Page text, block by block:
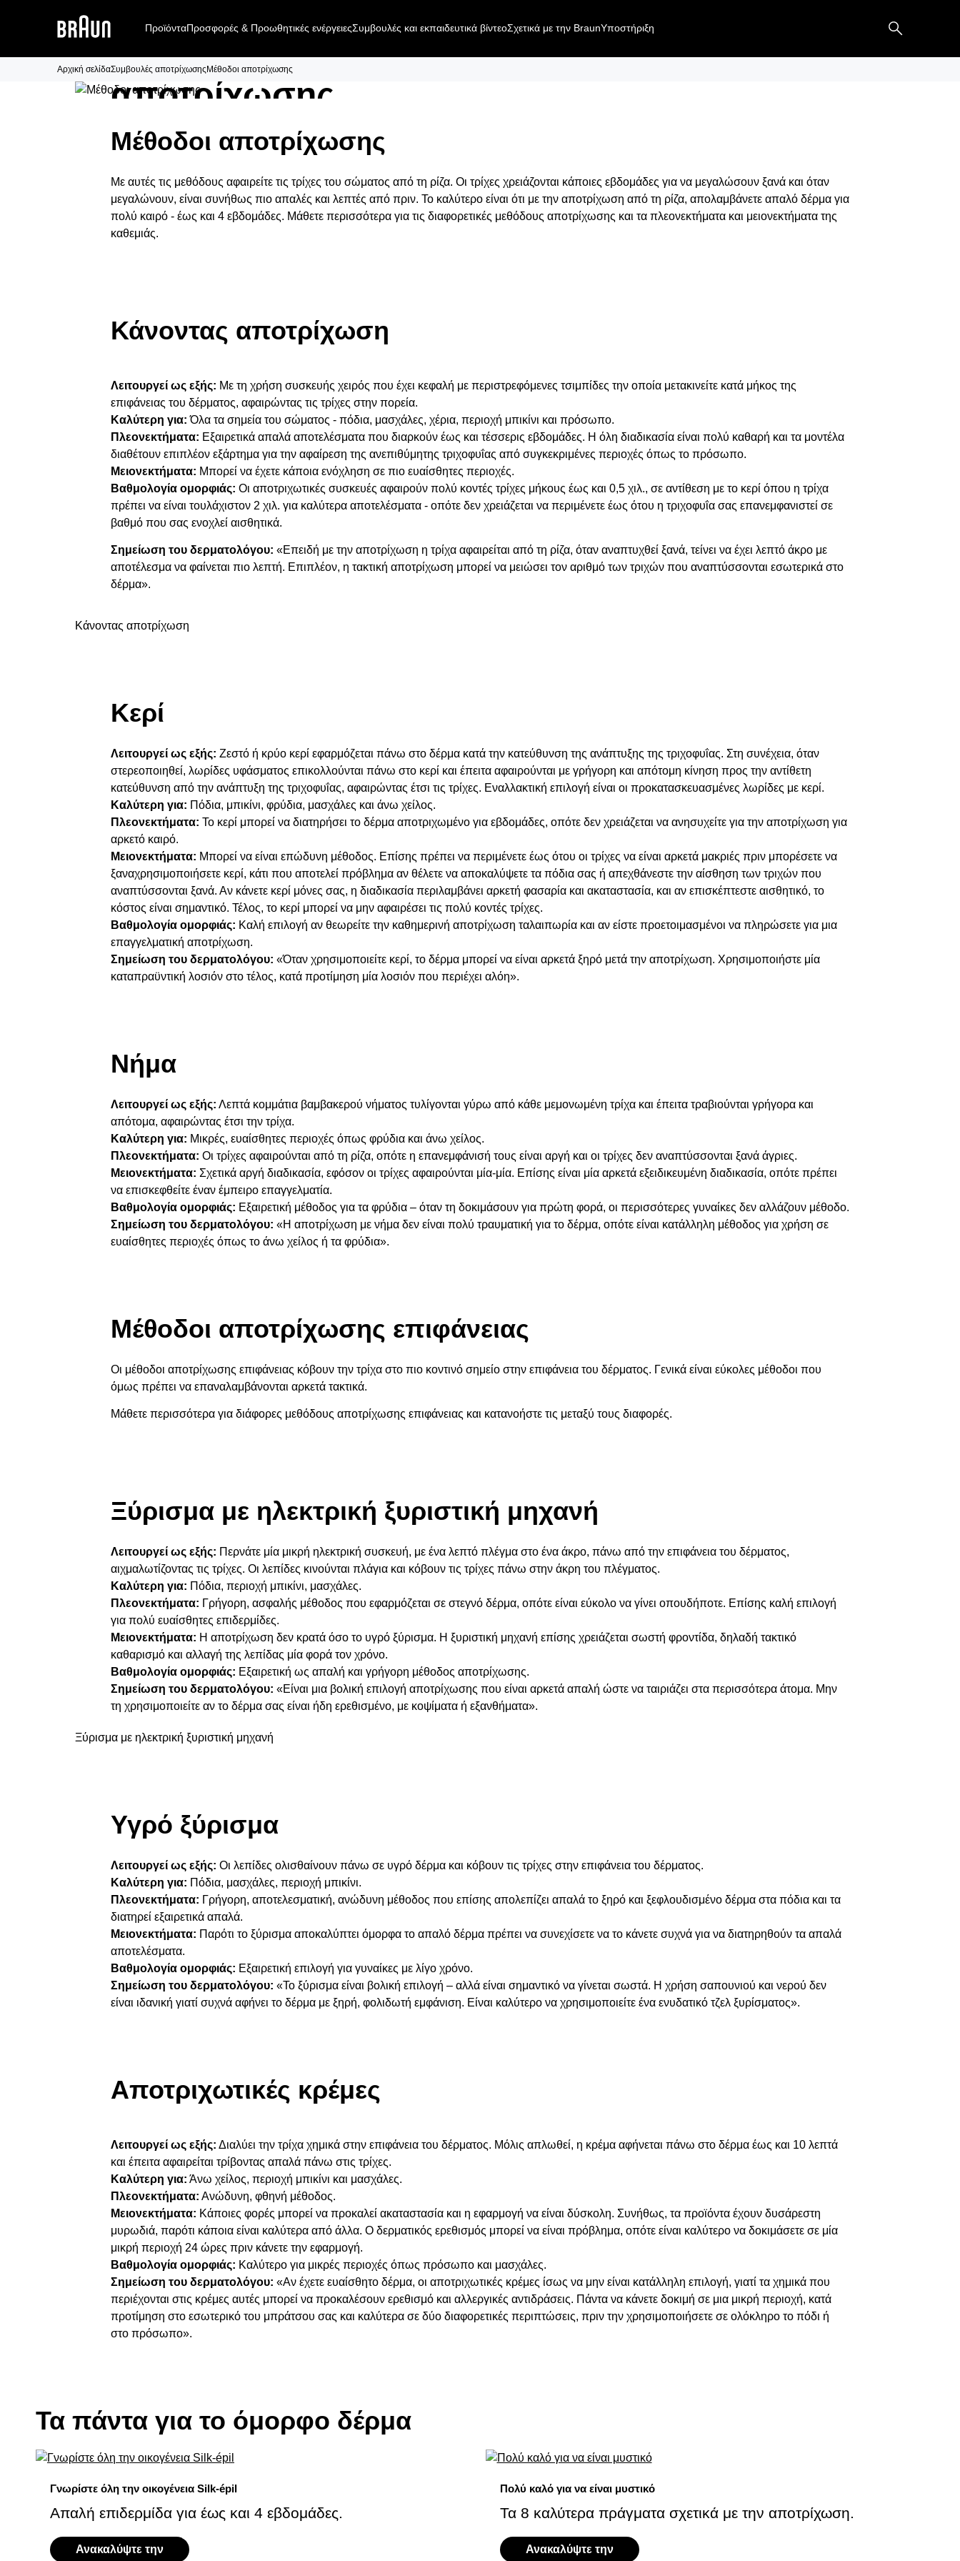
ΠροϊόνταΠροσφορές & Προωθητικές ενέργειεςΣυμβουλές και εκπαιδευτικά βίντεοΣχετικά με την BraunΥποστήριξη
Αρχική σελίδαΣυμβουλές αποτρίχωσης Μέθοδοι αποτρίχωσης
Μέθοδοι
αποτρίχωσης
Μέθοδοι αποτρίχωσης
Με αυτές τις μεθόδους αφαιρείτε τις τρίχες του σώματος από τη ρίζα. Οι τρίχες χρειάζονται κάποιες εβδομάδες για να μεγαλώσουν ξανά και όταν
μεγαλώνουν, είναι συνήθως πιο απαλές και λεπτές από πριν. Το καλύτερο είναι ότι με την αποτρίχωση από τη ρίζα, απολαμβάνετε απαλό δέρμα για
πολύ καιρό - έως και 4 εβδομάδες. Μάθετε περισσότερα για τις διαφορετικές μεθόδους αποτρίχωσης και τα πλεονεκτήματα και μειονεκτήματα της
καθεμιάς.
Κάνοντας αποτρίχωση
Λειτουργεί ως εξής: Με τη χρήση συσκευής χειρός που έχει κεφαλή με περιστρεφόμενες τσιμπίδες την οποία μετακινείτε κατά μήκος της
επιφάνειας του δέρματος, αφαιρώντας τις τρίχες στην πορεία.
Καλύτερη για: Όλα τα σημεία του σώματος - πόδια, μασχάλες, χέρια, περιοχή μπικίνι και πρόσωπο.
Πλεονεκτήματα: Εξαιρετικά απαλά αποτελέσματα που διαρκούν έως και τέσσερις εβδομάδες. Η όλη διαδικασία είναι πολύ καθαρή και τα μοντέλα
διαθέτουν επιπλέον εξάρτημα για την αφαίρεση της ανεπιθύμητης τριχοφυΐας από συγκεκριμένες περιοχές όπως το πρόσωπο.
Μειονεκτήματα: Μπορεί να έχετε κάποια ενόχληση σε πιο ευαίσθητες περιοχές.
Βαθμολογία ομορφιάς: Οι αποτριχωτικές συσκευές αφαιρούν πολύ κοντές τρίχες μήκους έως και 0,5 χιλ., σε αντίθεση με το κερί όπου η τρίχα
πρέπει να είναι τουλάχιστον 2 χιλ. για καλύτερα αποτελέσματα - οπότε δεν χρειάζεται να περιμένετε έως ότου η τριχοφυΐα σας επανεμφανιστεί σε
βαθμό που σας ενοχλεί αισθητικά.
Σημείωση του δερματολόγου: «Επειδή με την αποτρίχωση η τρίχα αφαιρείται από τη ρίζα, όταν αναπτυχθεί ξανά, τείνει να έχει λεπτό άκρο με
αποτέλεσμα να φαίνεται πιο λεπτή. Επιπλέον, η τακτική αποτρίχωση μπορεί να μειώσει τον αριθμό των τριχών που αναπτύσσονται εσωτερικά στο
δέρμα».
Κάνοντας αποτρίχωση
Κερί
Λειτουργεί ως εξής: Ζεστό ή κρύο κερί εφαρμόζεται πάνω στο δέρμα κατά την κατεύθυνση της ανάπτυξης της τριχοφυΐας. Στη συνέχεια, όταν
στερεοποιηθεί, λωρίδες υφάσματος επικολλούνται πάνω στο κερί και έπειτα αφαιρούνται με γρήγορη και απότομη κίνηση προς την αντίθετη
κατεύθυνση από την ανάπτυξη της τριχοφυΐας, αφαιρώντας έτσι τις τρίχες. Εναλλακτική επιλογή είναι οι προκατασκευασμένες λωρίδες με κερί.
Καλύτερη για: Πόδια, μπικίνι, φρύδια, μασχάλες και άνω χείλος.
Πλεονεκτήματα: Το κερί μπορεί να διατηρήσει το δέρμα αποτριχωμένο για εβδομάδες, οπότε δεν χρειάζεται να ανησυχείτε για την αποτρίχωση για
αρκετό καιρό.
Μειονεκτήματα: Μπορεί να είναι επώδυνη μέθοδος. Επίσης πρέπει να περιμένετε έως ότου οι τρίχες να είναι αρκετά μακριές πριν μπορέσετε να
ξαναχρησιμοποιήσετε κερί, κάτι που αποτελεί πρόβλημα αν θέλετε να αποκαλύψετε τα πόδια σας ή απεχθάνεστε την αίσθηση των τριχών που
αναπτύσσονται ξανά. Αν κάνετε κερί μόνες σας, η διαδικασία περιλαμβάνει αρκετή φασαρία και ακαταστασία, και αν επισκέπτεστε αισθητικό, το
κόστος είναι σημαντικό. Τέλος, το κερί μπορεί να μην αφαιρέσει τις πολύ κοντές τρίχες.
Βαθμολογία ομορφιάς: Καλή επιλογή αν θεωρείτε την καθημερινή αποτρίχωση ταλαιπωρία και αν είστε προετοιμασμένοι να πληρώσετε για μια
επαγγελματική αποτρίχωση.
Σημείωση του δερματολόγου: «Όταν χρησιμοποιείτε κερί, το δέρμα μπορεί να είναι αρκετά ξηρό μετά την αποτρίχωση. Χρησιμοποιήστε μία
καταπραϋντική λοσιόν στο τέλος, κατά προτίμηση μία λοσιόν που περιέχει αλόη».
Νήμα
Λειτουργεί ως εξής: Λεπτά κομμάτια βαμβακερού νήματος τυλίγονται γύρω από κάθε μεμονωμένη τρίχα και έπειτα τραβιούνται γρήγορα και
απότομα, αφαιρώντας έτσι την τρίχα.
Καλύτερη για: Μικρές, ευαίσθητες περιοχές όπως φρύδια και άνω χείλος.
Πλεονεκτήματα: Οι τρίχες αφαιρούνται από τη ρίζα, οπότε η επανεμφάνισή τους είναι αργή και οι τρίχες δεν αναπτύσσονται ξανά άγριες.
Μειονεκτήματα: Σχετικά αργή διαδικασία, εφόσον οι τρίχες αφαιρούνται μία-μία. Επίσης είναι μία αρκετά εξειδικευμένη διαδικασία, οπότε πρέπει
να επισκεφθείτε έναν έμπειρο επαγγελματία.
Βαθμολογία ομορφιάς: Εξαιρετική μέθοδος για τα φρύδια – όταν τη δοκιμάσουν για πρώτη φορά, οι περισσότερες γυναίκες δεν αλλάζουν μέθοδο.
Σημείωση του δερματολόγου: «Η αποτρίχωση με νήμα δεν είναι πολύ τραυματική για το δέρμα, οπότε είναι κατάλληλη μέθοδος για χρήση σε
ευαίσθητες περιοχές όπως το άνω χείλος ή τα φρύδια».
Μέθοδοι αποτρίχωσης επιφάνειας
Οι μέθοδοι αποτρίχωσης επιφάνειας κόβουν την τρίχα στο πιο κοντινό σημείο στην επιφάνεια του δέρματος. Γενικά είναι εύκολες μέθοδοι που
όμως πρέπει να επαναλαμβάνονται αρκετά τακτικά.
Μάθετε περισσότερα για διάφορες μεθόδους αποτρίχωσης επιφάνειας και κατανοήστε τις μεταξύ τους διαφορές.
Ξύρισμα με ηλεκτρική ξυριστική μηχανή
Λειτουργεί ως εξής: Περνάτε μία μικρή ηλεκτρική συσκευή, με ένα λεπτό πλέγμα στο ένα άκρο, πάνω από την επιφάνεια του δέρματος,
αιχμαλωτίζοντας τις τρίχες. Οι λεπίδες κινούνται πλάγια και κόβουν τις τρίχες πάνω στην άκρη του πλέγματος.
Καλύτερη για: Πόδια, περιοχή μπικίνι, μασχάλες.
Πλεονεκτήματα: Γρήγορη, ασφαλής μέθοδος που εφαρμόζεται σε στεγνό δέρμα, οπότε είναι εύκολο να γίνει οπουδήποτε. Επίσης καλή επιλογή
για πολύ ευαίσθητες επιδερμίδες.
Μειονεκτήματα: Η αποτρίχωση δεν κρατά όσο το υγρό ξύρισμα. Η ξυριστική μηχανή επίσης χρειάζεται σωστή φροντίδα, δηλαδή τακτικό
καθαρισμό και αλλαγή της λεπίδας μία φορά τον χρόνο.
Βαθμολογία ομορφιάς: Εξαιρετική ως απαλή και γρήγορη μέθοδος αποτρίχωσης.
Σημείωση του δερματολόγου: «Είναι μια βολική επιλογή αποτρίχωσης που είναι αρκετά απαλή ώστε να ταιριάζει στα περισσότερα άτομα. Μην
τη χρησιμοποιείτε αν το δέρμα σας είναι ήδη ερεθισμένο, με κοψίματα ή εξανθήματα».
Ξύρισμα με ηλεκτρική ξυριστική μηχανή
Υγρό ξύρισμα
Λειτουργεί ως εξής: Οι λεπίδες ολισθαίνουν πάνω σε υγρό δέρμα και κόβουν τις τρίχες στην επιφάνεια του δέρματος.
Καλύτερη για: Πόδια, μασχάλες, περιοχή μπικίνι.
Πλεονεκτήματα: Γρήγορη, αποτελεσματική, ανώδυνη μέθοδος που επίσης απολεπίζει απαλά το ξηρό και ξεφλουδισμένο δέρμα στα πόδια και τα
διατηρεί εξαιρετικά απαλά.
Μειονεκτήματα: Παρότι το ξύρισμα αποκαλύπτει όμορφα το απαλό δέρμα πρέπει να συνεχίσετε να το κάνετε συχνά για να διατηρηθούν τα απαλά
αποτελέσματα.
Βαθμολογία ομορφιάς: Εξαιρετική επιλογή για γυναίκες με λίγο χρόνο.
Σημείωση του δερματολόγου: «Το ξύρισμα είναι βολική επιλογή – αλλά είναι σημαντικό να γίνεται σωστά. Η χρήση σαπουνιού και νερού δεν
είναι ιδανική γιατί συχνά αφήνει το δέρμα με ξηρή, φολιδωτή εμφάνιση. Είναι καλύτερο να χρησιμοποιείτε ένα ενυδατικό τζελ ξυρίσματος».
Αποτριχωτικές κρέμες
Λειτουργεί ως εξής: Διαλύει την τρίχα χημικά στην επιφάνεια του δέρματος. Μόλις απλωθεί, η κρέμα αφήνεται πάνω στο δέρμα έως και 10 λεπτά
και έπειτα αφαιρείται τρίβοντας απαλά πάνω στις τρίχες.
Καλύτερη για: Άνω χείλος, περιοχή μπικίνι και μασχάλες.
Πλεονεκτήματα: Ανώδυνη, φθηνή μέθοδος.
Μειονεκτήματα: Κάποιες φορές μπορεί να προκαλεί ακαταστασία και η εφαρμογή να είναι δύσκολη. Συνήθως, τα προϊόντα έχουν δυσάρεστη
μυρωδιά, παρότι κάποια είναι καλύτερα από άλλα. Ο δερματικός ερεθισμός μπορεί να είναι πρόβλημα, οπότε είναι καλύτερο να δοκιμάσετε σε μία
μικρή περιοχή 24 ώρες πριν κάνετε την εφαρμογή.
Βαθμολογία ομορφιάς: Καλύτερο για μικρές περιοχές όπως πρόσωπο και μασχάλες.
Σημείωση του δερματολόγου: «Αν έχετε ευαίσθητο δέρμα, οι αποτριχωτικές κρέμες ίσως να μην είναι κατάλληλη επιλογή, γιατί τα χημικά που
περιέχονται στις κρέμες αυτές μπορεί να προκαλέσουν ερεθισμό και αλλεργικές αντιδράσεις. Πάντα να κάνετε δοκιμή σε μια μικρή περιοχή, κατά
προτίμηση στο εσωτερικό του μπράτσου σας και καλύτερα σε δύο διαφορετικές περιπτώσεις, πριν την χρησιμοποιήσετε σε ολόκληρο το πόδι ή
στο πρόσωπο».
Τα πάντα για το όμορφο δέρμα
Γνωρίστε όλη την οικογένεια Silk-épil
Απαλή επιδερμίδα για έως και 4 εβδομάδες.
Ανακαλύψτε την
Πολύ καλό για να είναι μυστικό
Τα 8 καλύτερα πράγματα σχετικά με την αποτρίχωση.
Ανακαλύψτε την